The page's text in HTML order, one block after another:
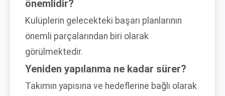
önemlidir?
Kulüplerin gelecekteki başarı planlarının
önemli parçalarından biri olarak
görülmektedir.
Yeniden yapılanma ne kadar sürer?
Takımın yapısına ve hedeflerine bağlı olarak